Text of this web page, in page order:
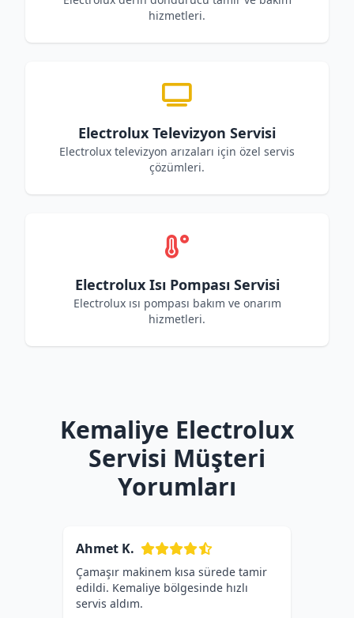
hizmetleri.
Electrolux Televizyon Servisi
Electrolux televizyon arızaları için özel servis
çözümleri.
Electrolux Isı Pompası Servisi
Electrolux ısı pompası bakım ve onarım
hizmetleri.
Kemaliye Electrolux
Servisi Müşteri
Yorumları
Ahmet K.
Çamaşır makinem kısa sürede tamir
edildi. Kemaliye bölgesinde hızlı
servis aldım.